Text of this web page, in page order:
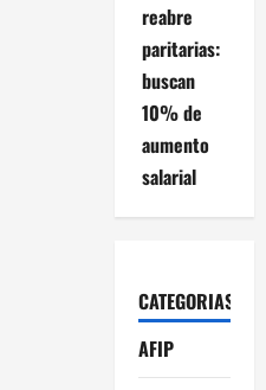
reabre
paritarias:
buscan
10% de
aumento
salarial
CATEGORIAS
AFIP